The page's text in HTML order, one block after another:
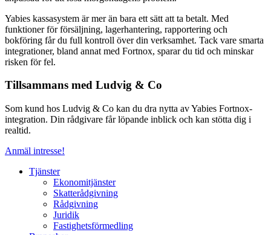
Yabies kassasystem är mer än bara ett sätt att ta betalt. Med
funktioner för försäljning, lagerhantering, rapportering och
bokföring får du full kontroll över din verksamhet. Tack vare smarta
integrationer, bland annat med Fortnox, sparar du tid och minskar
risken för fel.
Tillsammans med Ludvig & Co
Som kund hos Ludvig & Co kan du dra nytta av Yabies Fortnox-
integration. Din rådgivare får löpande inblick och kan stötta dig i
realtid.
Anmäl intresse!
Tjänster
Ekonomitjänster
Skatterådgivning
Rådgivning
Juridik
Fastighetsförmedling